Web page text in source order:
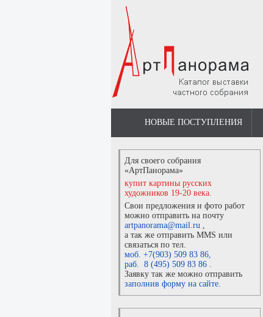
НОВЫЕ ПОСТУПЛЕНИЯ
Для своего собрания
«АртПанорама»
купит картины русских
художников 19-20 века.
Свои предложения и фото работ
можно отправить на почту
artpanorama@mail.ru ,
а так же отправить MMS или
связаться по тел.
моб. +7(903) 509 83 86,
раб. 8 (495) 509 83 86 .
Заявку так же можно отправить
заполнив форму на сайте.